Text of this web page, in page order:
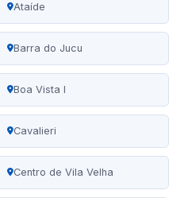
Ataíde
Barra do Jucu
Boa Vista I
Cavalieri
Centro de Vila Velha